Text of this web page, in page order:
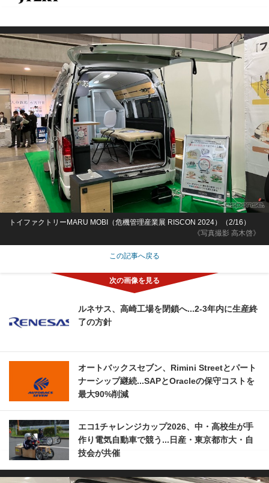
《写真撮影 高木啓》
トイファクトリーMARU MOBI（危機管理産業展 RISCON 2024）（2/16）
この記事へ戻る
ルネサス、高崎工場を閉鎖へ...2‐3年内に生産終
了の方針
オートバックスセブン、Rimini Streetとパート
ナーシップ継続...SAPとOracleの保守コストを
最大90%削減
エコ1チャレンジカップ2026、中・高校生が手
作り電気自動車で競う...日産・東京都市大・自
技会が共催